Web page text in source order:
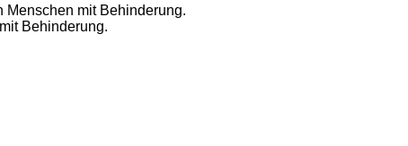
Menschen mit Behinderung.
Behinderung.